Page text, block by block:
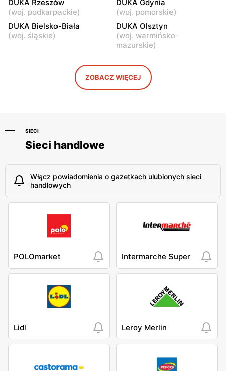
DUKA
Bydgoszcz, ul. Wojska
Polskiego 1
DUKA
Tarnów, ul. Nowodąbrowska
127
DUKA
Kraków, ul. Podgórska 34
DUKA
Rzeszów al. Józefa
DUKA Rzeszów
(woj. podkarpackie)
DUKA Gdynia
(woj. pomorskie)
DUKA Bielsko-Biała
(woj. śląskie)
DUKA Olsztyn
(woj. warmińsko-
mazurskie)
ZOBACZ WIĘCEJ
SIECI
Sieci handlowe
Włącz powiadomienia o gazetkach ulubionych sieci
handlowych
POLOmarket Intermarche Super
Lidl Leroy Merlin